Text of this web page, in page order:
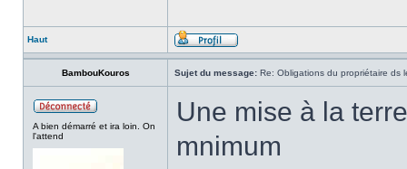
Haut
BambouKouros Sujet du message: Re: Obligations du propriétaire ds
A bien démarré et ira loin. On
l'attend
Une mise à la
mnimum